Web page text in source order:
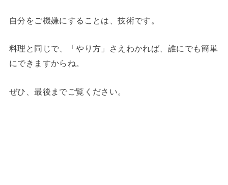
自分をご機嫌にすることは、技術です。
料理と同じで、「やり方」さえわかれば、誰にでも簡単
にできますからね。
ぜひ、最後までご覧ください。